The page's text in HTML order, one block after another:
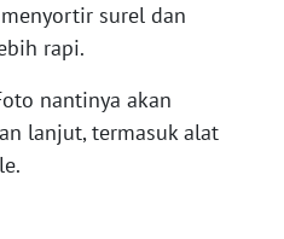
surel dan
rapi.
nantinya akan
lanjut, termasuk alat